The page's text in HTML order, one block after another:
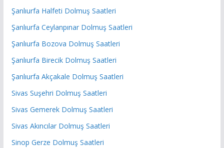
Şanlıurfa Halfeti Dolmuş Saatleri
Şanlıurfa Ceylanpınar Dolmuş Saatleri
Şanlıurfa Bozova Dolmuş Saatleri
Şanlıurfa Birecik Dolmuş Saatleri
Şanlıurfa Akçakale Dolmuş Saatleri
Sivas Suşehri Dolmuş Saatleri
Sivas Gemerek Dolmuş Saatleri
Sivas Akıncılar Dolmuş Saatleri
Sinop Gerze Dolmuş Saatleri